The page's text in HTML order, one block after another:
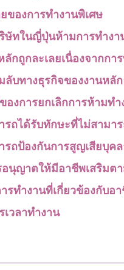
ของการทำงานพิเศษ
ษัทในญี่ปุ่นห้ามการทำงา
ลักถูกละเลยเนื่องจากกา
ลับทางธุรกิจของงานหลั
องการยกเลิกการห้ามทำ
รถได้รับทักษะที่ไม่สามา
รถป้องกันการสูญเสียบุ
นุญาตให้มีอาชีพเสริมต
รทำงานที่เกี่ยวข้องกับอ
วลาทำงาน